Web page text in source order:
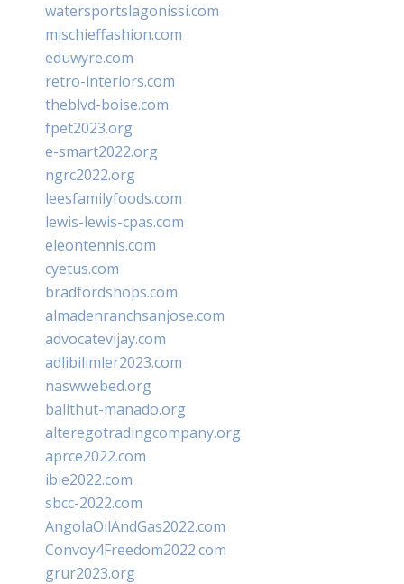
watersportslagonissi.com
mischieffashion.com
eduwyre.com
retro-interiors.com
theblvd-boise.com
fpet2023.org
e-smart2022.org
ngrc2022.org
leesfamilyfoods.com
lewis-lewis-cpas.com
eleontennis.com
cyetus.com
bradfordshops.com
almadenranchsanjose.com
advocatevijay.com
adlibilimler2023.com
naswwebed.org
balithut-manado.org
alteregotradingcompany.org
aprce2022.com
ibie2022.com
sbcc-2022.com
AngolaOilAndGas2022.com
Convoy4Freedom2022.com
grur2023.org